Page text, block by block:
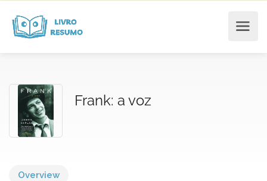
Frank: a voz
Overview